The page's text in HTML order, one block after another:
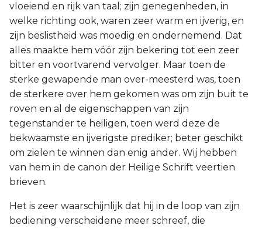
Nehémia
Esther
Job
Psalmen
Spreuken
Prediker
Jesaja
vloeiend en rijk van taal; zijn genegenheden, in
welke richting ook, waren zeer warm en ijverig, en
zijn beslistheid was moedig en ondernemend. Dat
alles maakte hem vóór zijn bekering tot een zeer
bitter en voortvarend vervolger. Maar toen de
sterke gewapende man over-meesterd was, toen
de sterkere over hem gekomen was om zijn buit te
roven en al de eigenschappen van zijn
tegenstander te heiligen, toen werd deze de
bekwaamste en ijverigste prediker; beter geschikt
om zielen te winnen dan enig ander. Wij hebben
van hem in de canon der Heilige Schrift veertien
brieven.
Het is zeer waarschijnlijk dat hij in de loop van zijn
bediening verscheidene meer schreef, die